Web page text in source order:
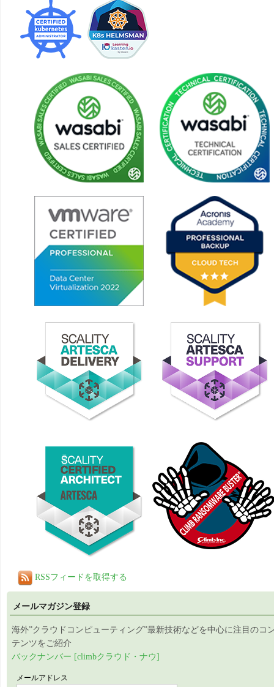
RSSフィードを取得する
メールマガジン登録
海外”クラウドコンピューティング”最新技術などを中心に注目のコ
テンツをご紹介
バックナンバー [climbクラウド・ナウ]